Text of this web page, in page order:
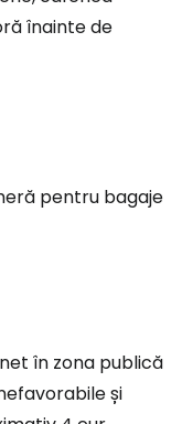
înainte de
pentru bagaje
în zona publică
și